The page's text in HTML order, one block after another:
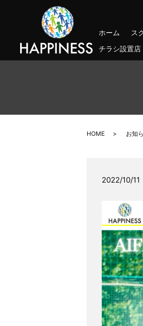
ホーム ス
チラシ設置店
HOME お知
2022/10/11